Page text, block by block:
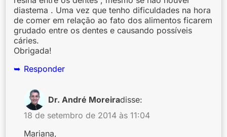
diastema . Uma vez que tenho dificuldades na hora
de comer em relação ao fato dos alimentos ficarem
grudado entre os dentes e causando possíveis
cáries.
Obrigada!
Responder
Dr. André Moreiradisse:
18 de setembro de 2014 às 11:04
Mariana,